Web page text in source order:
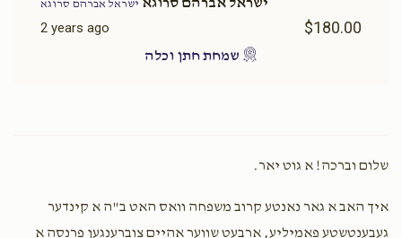
$1,750.00
$2,000.00
ישראל אברהם סרוגא
2 years ago $180.00
שמחת חתן וכלה
שלום וברכה! א גוט יאר.
איך האב א גאר נאנטע קרוב משפחה וואס האט ב"ה א קינדער
געבענטשטע פאמיליע, ארבעט שווער אהיים צוברענגען פרנסה א